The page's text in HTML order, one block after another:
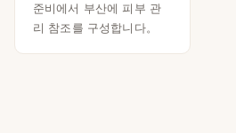
준비에서 부산에 피부 관
리 참조를 구성합니다。